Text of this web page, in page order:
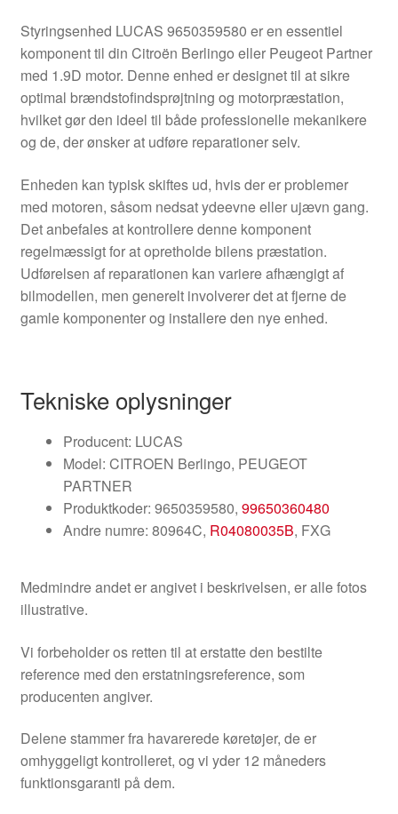
Styringsenhed LUCAS 9650359580 er en essentiel
komponent til din Citroën Berlingo eller Peugeot Partner
med 1.9D motor. Denne enhed er designet til at sikre
optimal brændstofindsprøjtning og motorpræstation,
hvilket gør den ideel til både professionelle mekanikere
og de, der ønsker at udføre reparationer selv.
Enheden kan typisk skiftes ud, hvis der er problemer
med motoren, såsom nedsat ydeevne eller ujævn gang.
Det anbefales at kontrollere denne komponent
regelmæssigt for at opretholde bilens præstation.
Udførelsen af reparationen kan variere afhængigt af
bilmodellen, men generelt involverer det at fjerne de
gamle komponenter og installere den nye enhed.
Tekniske oplysninger
Producent: LUCAS
Model: CITROEN Berlingo, PEUGEOT
PARTNER
Produktkoder: 9650359580, 99650360480
Andre numre: 80964C, R04080035B, FXG
Medmindre andet er angivet i beskrivelsen, er alle fotos
illustrative.
Vi forbeholder os retten til at erstatte den bestilte
reference med den erstatningsreference, som
producenten angiver.
Delene stammer fra havarerede køretøjer, de er
omhyggeligt kontrolleret, og vi yder 12 måneders
funktionsgaranti på dem.